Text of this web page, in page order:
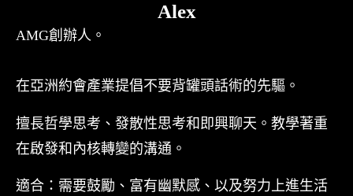
Alex
AMG創辦人。
在亞洲約會產業提倡不要背罐頭話術的先驅。
擅長哲學思考、發散性思考和即興聊天。教學著重
在啟發和內核轉變的溝通。
適合：需要鼓勵、富有幽默感、以及努力上進生活